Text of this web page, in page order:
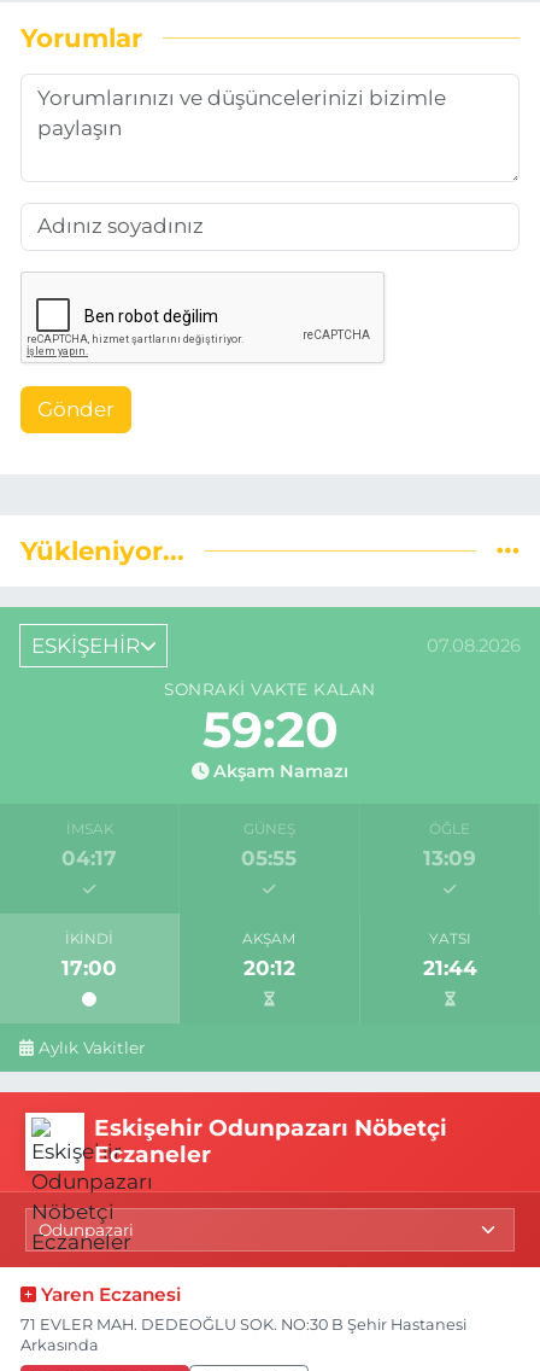
Yorumlar
Gönder
Yükleniyor...
ESKİŞEHİR 07.08.2026
SONRAKI VAKTE KALAN
59:19
Akşam Namazı
İMSAK
04:17
GÜNEŞ
05:55
ÖĞLE
13:09
İKINDI
17:00
AKŞAM
20:12
YATSI
21:44
Aylık Vakitler
Eskişehir Odunpazarı Nöbetçi
Eczaneler
Yaren Eczanesi
71 EVLER MAH. DEDEOĞLU SOK. NO:30 B Şehir Hastanesi
Arkasında